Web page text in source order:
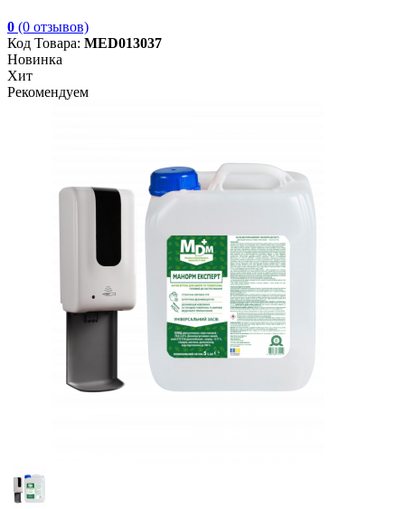
0 (0 отзывов)
Код Товара: MED013037
Новинка
Хит
Рекомендуем